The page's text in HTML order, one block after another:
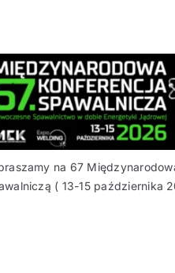
na 67
( 13-15 października